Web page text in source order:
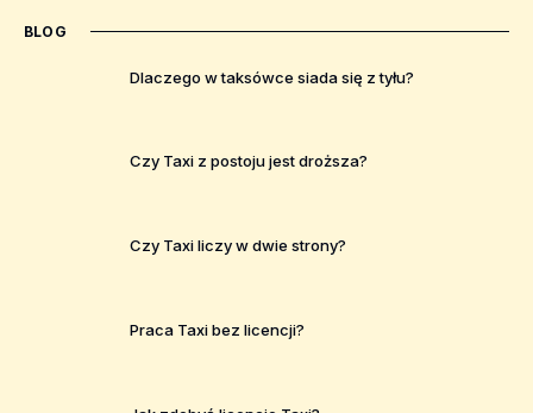
BLOG
Dlaczego w taksówce siada się z tyłu?
Czy Taxi z postoju jest droższa?
Czy Taxi liczy w dwie strony?
Praca Taxi bez licencji?